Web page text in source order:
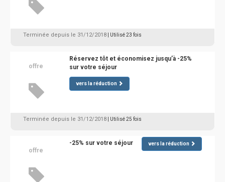
Terminée depuis le 31/12/2018 | Utilisé 23 fois
offre
Réservez tôt et économisez jusqu’à -25%
sur votre séjour
vers la réduction
Terminée depuis le 31/12/2018 | Utilisé 25 fois
offre
-25% sur votre séjour vers la réduction